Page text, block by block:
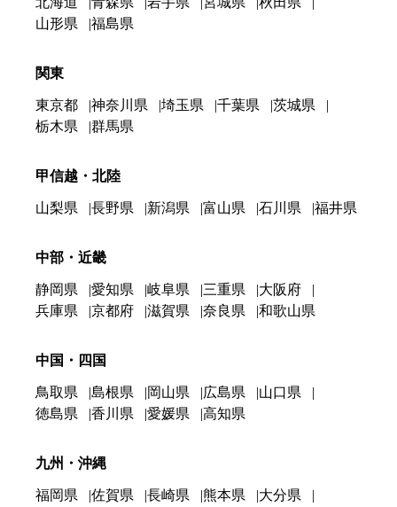
山形県
福島県
関東
東京都 神奈川県 埼玉県 千葉県
茨城県
栃木県
群馬県
甲信越・北陸
山梨県 長野県 新潟県 富山県 石川県 福井県
中部・近畿
静岡県 愛知県 岐阜県 三重県
大阪府
兵庫県
京都府 滋賀県 奈良県 和歌山県
中国・四国
鳥取県 島根県 岡山県 広島県
山口県
徳島県
香川県 愛媛県 高知県
九州・沖縄
福岡県 佐賀県 長崎県 熊本県
大分県